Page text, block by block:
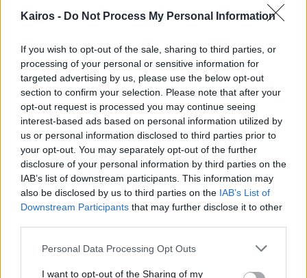
Kairos - Do Not Process My Personal Information
If you wish to opt-out of the sale, sharing to third parties, or
processing of your personal or sensitive information for
targeted advertising by us, please use the below opt-out
section to confirm your selection. Please note that after your
opt-out request is processed you may continue seeing
interest-based ads based on personal information utilized by
us or personal information disclosed to third parties prior to
your opt-out. You may separately opt-out of the further
disclosure of your personal information by third parties on the
IAB’s list of downstream participants. This information may
also be disclosed by us to third parties on the IAB’s List of
Downstream Participants that may further disclose it to other
Please note that this website/app uses one or more Google
not limited to your visit or usage behaviour. You may click to
Personal Data Processing Opt Outs
I want to opt-out of the Sharing of my
Αίσθηση
Άνεμος
5 bf
5 bf Βόρειος-βορειοανατολικός
Ριπή Ανέμου 5 bf
Νεφοκάλυψη 0 %
Ορατότητα
0 km
Υγρασία 41 %
Υετός 0.0 mm/hr
Είδος Υετού Δεν υπάρχει
Σημείο δρόσου 0 °C
Πίεση 1011 hPa
Ηλιακή ακτινοβολία 0 W/m²
18:00
Βόρειος-βορειοανατολικός